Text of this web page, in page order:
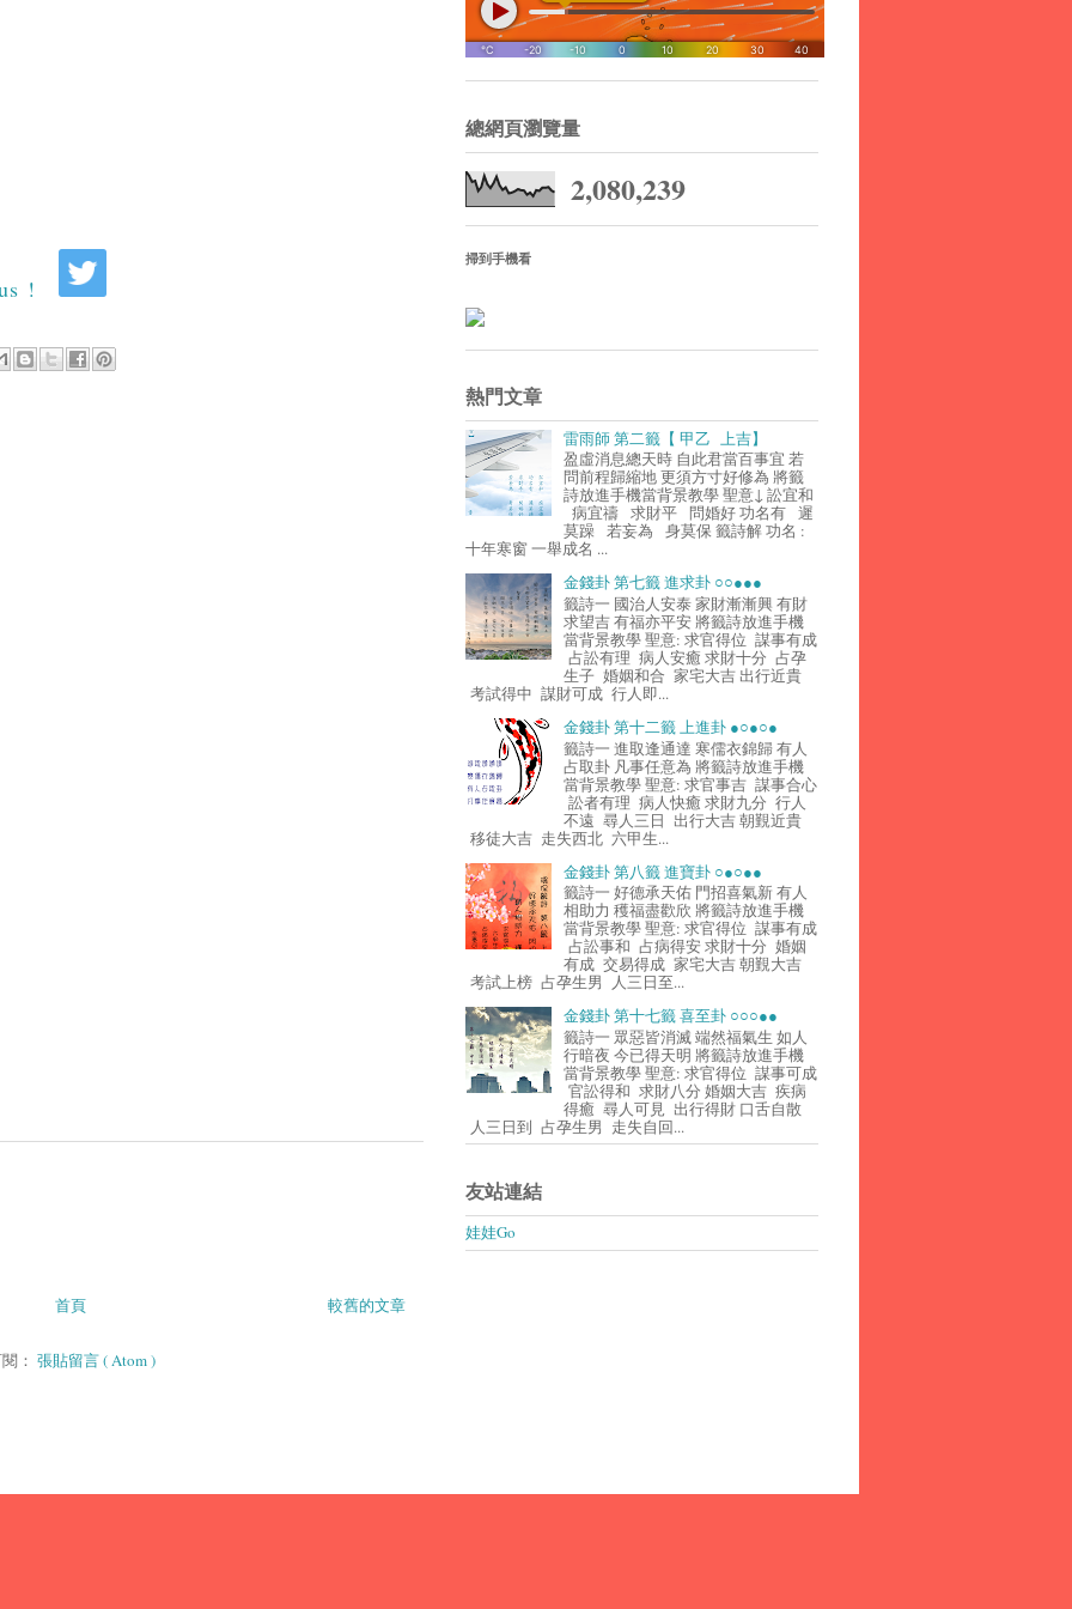
較舊的文章
首頁
： 張貼留言 ( Atom )
總網頁瀏覽量
2,080,239
掃到手機看
熱門文章
雷雨師 第二籤【 甲乙 上吉】
盈虛消息總天時 自此君當百事宜 若
問前程歸縮地 更須方寸好修為 將籤
詩放進手機當背景教學 聖意↓ 訟宜和
病宜禱 求財平 問婚好 功名有 遲
莫躁 若妄為 身莫保 籤詩解 功名 :
十年寒窗 一舉成名 ...
金錢卦 第七籤 進求卦 ○○●●●
籤詩一 國治人安泰 家財漸漸興 有財
求望吉 有福亦平安 將籤詩放進手機
當背景教學 聖意: 求官得位 謀事有成
占訟有理 病人安癒 求財十分 占孕
生子 婚姻和合 家宅大吉 出行近貴
考試得中 謀財可成 行人即...
金錢卦 第十二籤 上進卦 ●○●○●
籤詩一 進取逢通達 寒儒衣錦歸 有人
占取卦 凡事任意為 將籤詩放進手機
當背景教學 聖意: 求官事吉 謀事合心
訟者有理 病人快癒 求財九分 行人
不遠 尋人三日 出行大吉 朝覲近貴
移徒大吉 走失西北 六甲生...
金錢卦 第八籤 進寶卦 ○●○●●
籤詩一 好德承天佑 門招喜氣新 有人
相助力 穫福盡歡欣 將籤詩放進手機
當背景教學 聖意: 求官得位 謀事有成
占訟事和 占病得安 求財十分 婚姻
有成 交易得成 家宅大吉 朝覲大吉
考試上榜 占孕生男 人三日至...
金錢卦 第十七籤 喜至卦 ○○○●●
籤詩一 眾惡皆消滅 端然福氣生 如人
行暗夜 今已得天明 將籤詩放進手機
當背景教學 聖意: 求官得位 謀事可成
官訟得和 求財八分 婚姻大吉 疾病
得癒 尋人可見 出行得財 口舌自散
人三日到 占孕生男 走失自回...
友站連結
娃娃Go